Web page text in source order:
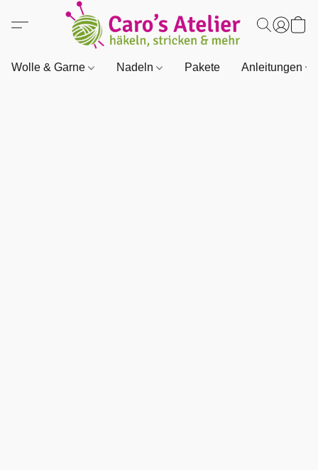
Wolle & Garne Nadeln Pakete Anleitungen